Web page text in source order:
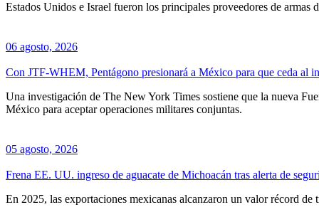
Estados Unidos e Israel fueron los principales proveedores de armas
06 agosto, 2026
Con JTF-WHEM, Pentágono presionará a México para que ceda al
Una investigación de The New York Times sostiene que la nueva
México para aceptar operaciones militares conjuntas.
05 agosto, 2026
Frena EE. UU. ingreso de aguacate de Michoacán tras alerta de
En 2025, las exportaciones mexicanas alcanzaron un valor récord de